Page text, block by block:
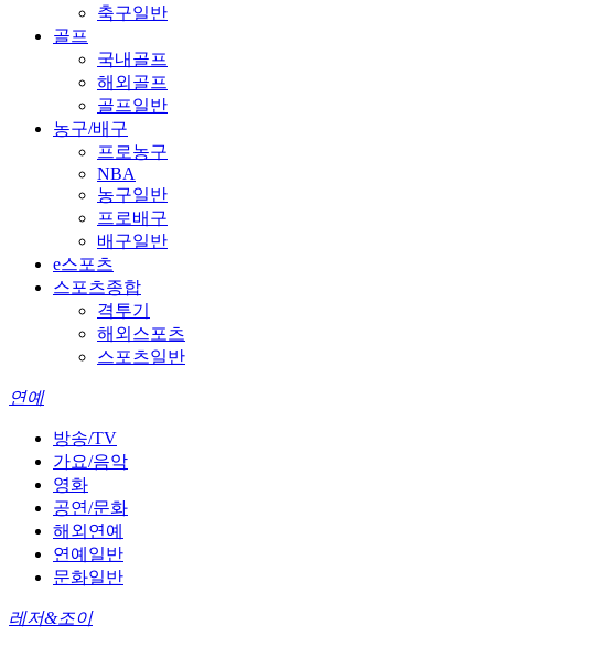
축구일반
골프
국내골프
해외골프
골프일반
농구/배구
프로농구
NBA
농구일반
프로배구
배구일반
e스포츠
스포츠종합
격투기
해외스포츠
스포츠일반
연예
방송/TV
가요/음악
영화
공연/문화
해외연예
연예일반
문화일반
레저&조이